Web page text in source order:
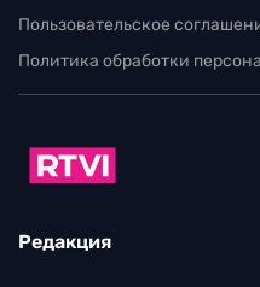
Пользовательское
Политика обработки
Редакция